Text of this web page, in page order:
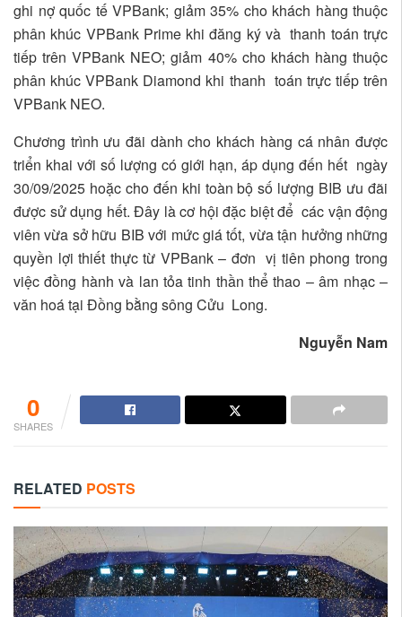
ghi nợ quốc tế VPBank; giảm 35% cho khách hàng thuộc
phân khúc VPBank Prime khi đăng ký và thanh toán trực
tiếp trên VPBank NEO; giảm 40% cho khách hàng thuộc
phân khúc VPBank Diamond khi thanh toán trực tiếp trên
VPBank NEO.
Chương trình ưu đãi dành cho khách hàng cá nhân được
triển khai với số lượng có giới hạn, áp dụng đến hết ngày
30/09/2025 hoặc cho đến khi toàn bộ số lượng BIB ưu đãi
được sử dụng hết. Đây là cơ hội đặc biệt để các vận động
viên vừa sở hữu BIB với mức giá tốt, vừa tận hưởng những
quyền lợi thiết thực từ VPBank – đơn vị tiên phong trong
việc đồng hành và lan tỏa tinh thần thể thao – âm nhạc –
văn hoá tại Đồng bằng sông Cửu Long.
Nguyễn Nam
0
SHARES
RELATED POSTS